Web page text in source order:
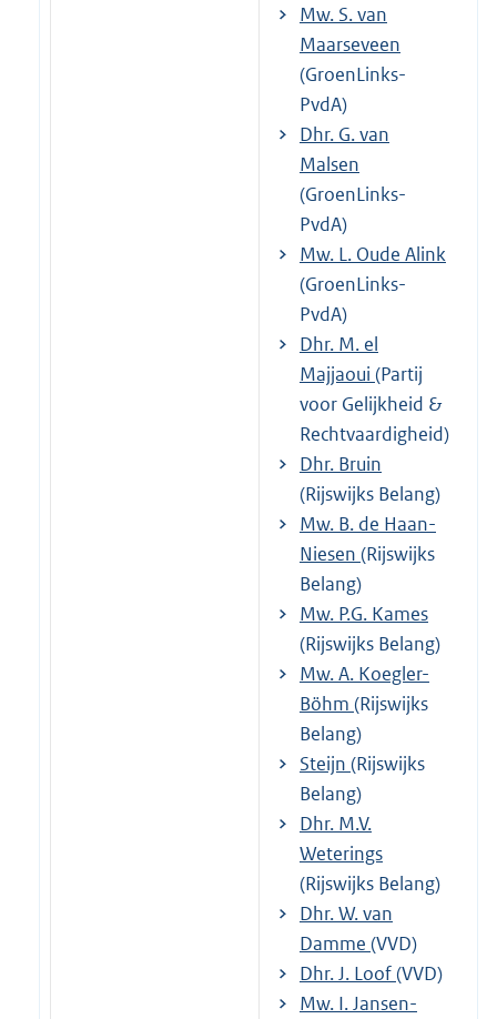
Mw. S. van
Maarseveen
(GroenLinks-
PvdA)
Dhr. G. van
Malsen
(GroenLinks-
PvdA)
Mw. L. Oude Alink
(GroenLinks-
PvdA)
Dhr. M. el
Majjaoui (Partij
voor Gelijkheid &
Rechtvaardigheid)
Dhr. Bruin
(Rijswijks Belang)
Mw. B. de Haan-
Niesen (Rijswijks
Belang)
Mw. P.G. Kames
(Rijswijks Belang)
Mw. A. Koegler-
Böhm (Rijswijks
Belang)
Steijn (Rijswijks
Belang)
Dhr. M.V.
Weterings
(Rijswijks Belang)
Dhr. W. van
Damme (VVD)
Dhr. J. Loof(VVD)
Mw. I. Jansen-